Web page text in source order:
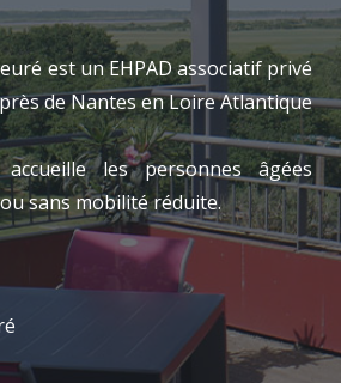
est un EHPAD associatif privé
de Nantes en Loire Atlantique
les personnes âgées
sans mobilité réduite.